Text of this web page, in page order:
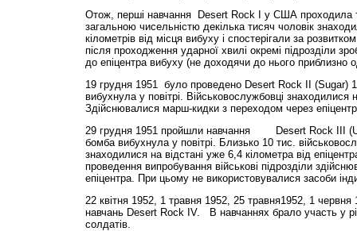
Отож, перші навчання Desert Rock І у США проходила
загальною чисельністю декілька тисяч чоловік
кілометрів від місця вибуху і спостерігали за
після проходження ударної хвилі окремі підрозділи
до епіцентра вибуху (не доходячи до нього приблизно
19 грудня 1951 було проведено Desert Rock II
вибухнула у повітрі. Військовослужбовці знаходилися
Здійснювалися марш-кидки з переходом через
29 грудня 1951 пройшли навчання Desert
бомба вибухнула у повітрі. Близько 10 тис.
знаходилися на відстані уже 6,4 кілометра від
проведення випробування військові підрозділи
епіцентра. При цьому не використовувалися засоби
22 квітня 1952, 1 травня 1952, 25 травня1952, 1
навчань Desert Rock IV. В навчаннях брало участь у
солдатів.